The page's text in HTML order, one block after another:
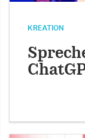
KREATION